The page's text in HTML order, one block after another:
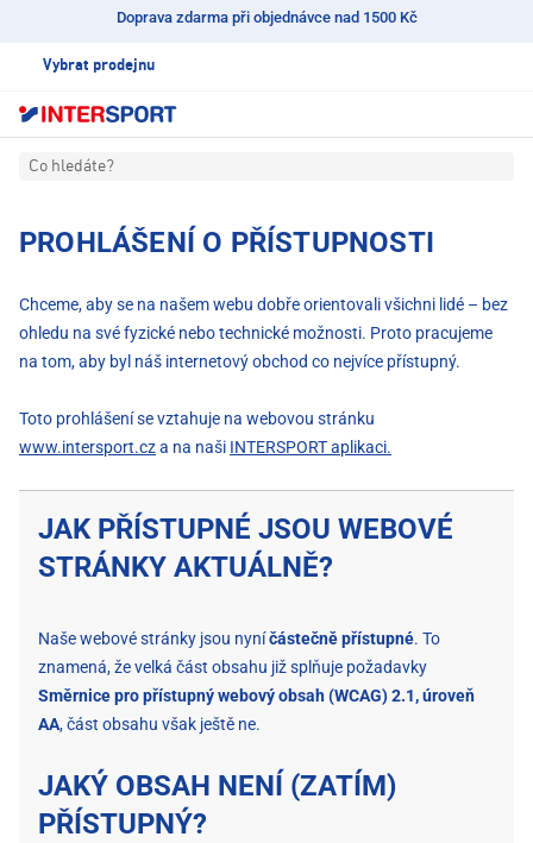
Doprava zdarma při objednávce nad 1500 Kč
Vybrat prodejnu
Co hledáte?
PROHLÁŠENÍ O PŘÍSTUPNOSTI
Chceme, aby se na našem webu dobře orientovali všichni lidé – bez
ohledu na své fyzické nebo technické možnosti. Proto pracujeme
na tom, aby byl náš internetový obchod co nejvíce přístupný.
Toto prohlášení se vztahuje na webovou stránku
www.intersport.cza na naši INTERSPORT aplikaci.
JAK PŘÍSTUPNÉ JSOU WEBOVÉ
STRÁNKY AKTUÁLNĚ?
Naše webové stránky jsou nyníčástečně přístupné. To
znamená, že velká část obsahu již splňuje požadavky
Směrnice pro přístupný webový obsah (WCAG) 2.1, úroveň
AA, část obsahu však ještě ne.
JAKÝ OBSAH NENÍ (ZATÍM)
PŘÍSTUPNÝ?